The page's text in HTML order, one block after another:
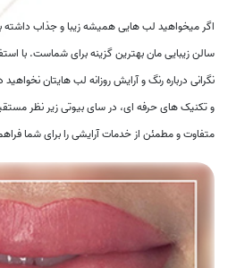
اگر میخواهید لب هایی همیشه زیبا و جذاب
سالن زیبایی مان بهترین گزینه برای شماست. با
نگرانی درباره رنگ و آرایش روزانه لب هایتان
و تکنیک های حرفه ای، در سای بیوتی زیر نظر
متفاوت و مطمئن از خدمات آرایشی را برای شما